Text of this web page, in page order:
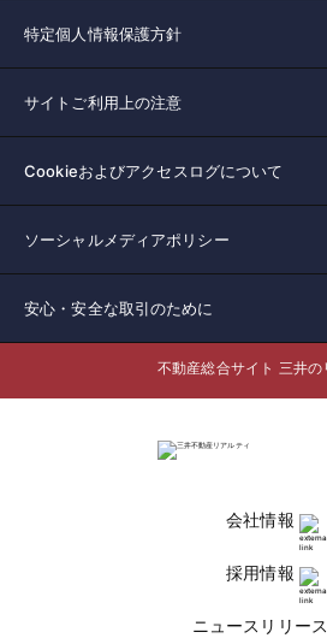
特定個人情報保護方針
サイトご利用上の注意
Cookieおよびアクセスログについて
ソーシャルメディアポリシー
安心・安全な取引のために
不動産総合サイト 三井の
会社情報
採用情報
ニュースリリース